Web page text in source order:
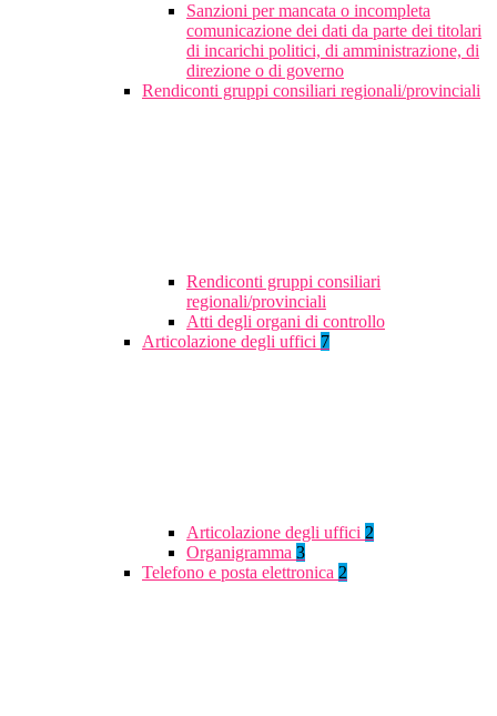
Sanzioni per mancata o incompleta
comunicazione dei dati da parte dei titolari
di incarichi politici, di amministrazione, di
direzione o di governo
Rendiconti gruppi consiliari regionali/provinciali
Rendiconti gruppi consiliari
regionali/provinciali
Atti degli organi di controllo
Articolazione degli uffici 7
Articolazione degli uffici 2
Organigramma 3
Telefono e posta elettronica 2